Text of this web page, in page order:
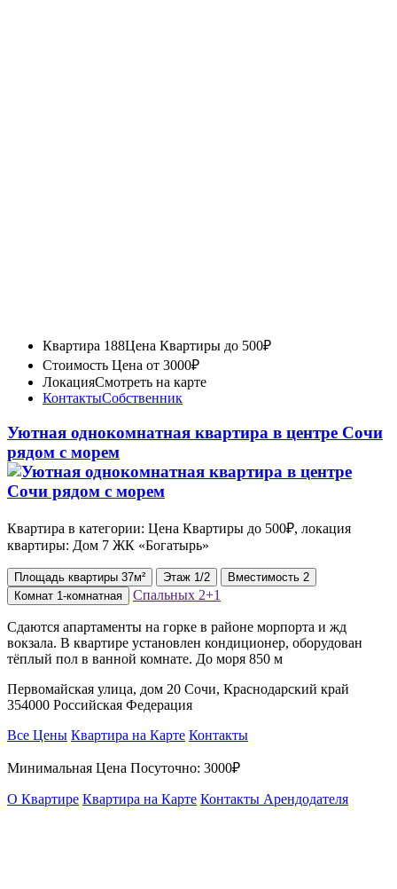
Квартира 188Цена Квартиры до 500₽
Стоимость Цена от 3000₽
ЛокацияСмотреть на карте
КонтактыСобственник
Уютная однокомнатная квартира в центре Сочи
рядом с морем
Квартира в категории: Цена Квартиры до 500₽, локация
квартиры: Дом 7 ЖК «Богатырь»
Площадь квартиры 37м² Этаж 1/2 Вместимость 2
Комнат 1-комнатная Спальных 2+1
Сдаются апартаменты на горке в районе морпорта и жд
вокзала. В квартире установлен кондиционер, оборудован
тёплый пол в ванной комнате. До моря 850 м
Первомайская улица, дом 20 Сочи, Краснодарский край
354000 Российская Федерация
Все Цены Квартира на Карте Контакты
Минимальная Цена Посуточно: 3000₽
О Квартире Квартира на Карте Контакты Арендодателя